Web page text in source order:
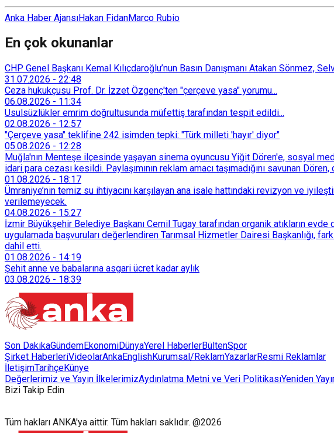
Anka Haber AjansıHakan FidanMarco Rubio
En çok okunanlar
CHP Genel Başkanı Kemal Kılıçdaroğlu’nun Basın Danışmanı Atakan Sönmez,
31.07.2026 - 22:48
Ceza hukukçusu Prof. Dr. İzzet Özgenç'ten "çerçeve yasa" yorumu...
06.08.2026 - 11:34
Usulsüzlükler emrim doğrultusunda müfettiş tarafından tespit edildi...
02.08.2026 - 12:57
"Çerçeve yasa" teklifine 242 isimden tepki: "Türk milleti 'hayır' diyor"
05.08.2026 - 12:28
Muğla'nın Menteşe ilçesinde yaşayan sinema oyuncusu Yiğit Dören'e, sosyal
idari para cezası kesildi. Paylaşımının reklam amacı taşımadığını savunan
01.08.2026 - 18:17
Ümraniye’nin temiz su ihtiyacını karşılayan ana isale hattındaki revizyon ve
verilemeyecek.
04.08.2026 - 15:27
İzmir Büyükşehir Belediye Başkanı Cemil Tugay tarafından organik atıkların
uygulamada başvuruları değerlendiren Tarımsal Hizmetler Dairesi
dahil etti.
01.08.2026 - 14:19
Şehit anne ve babalarına asgari ücret kadar aylık
03.08.2026 - 18:39
Son DakikaGündemEkonomiDünyaYerel HaberlerBültenSpor
Şirket HaberleriVideolarAnkaEnglishKurumsal/ReklamYazarlarResmi Reklamlar
İletişimTarihçeKünye
Değerlerimiz ve Yayın İlkelerimizAydınlatma Metni ve Veri PolitikasıYeniden
Bizi Takip Edin
Tüm hakları ANKA'ya aittir. Tüm hakları saklıdır. @2026